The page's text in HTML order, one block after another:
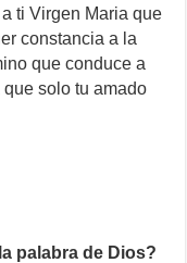
ti Virgen Maria que
constancia a la
que conduce a
solo tu amado
palabra de Dios?